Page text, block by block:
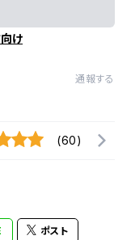
け
通報する
(60)
ポスト